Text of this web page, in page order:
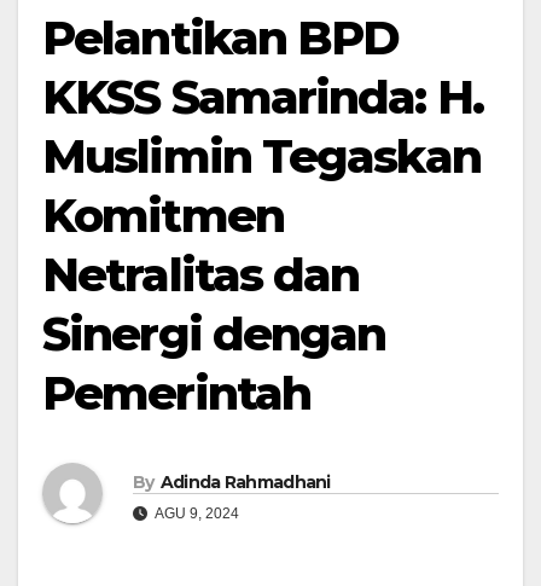
Pelantikan BPD
KKSS Samarinda: H.
Muslimin Tegaskan
Komitmen
Netralitas dan
Sinergi dengan
Pemerintah
By Adinda Rahmadhani
AGU 9, 2024